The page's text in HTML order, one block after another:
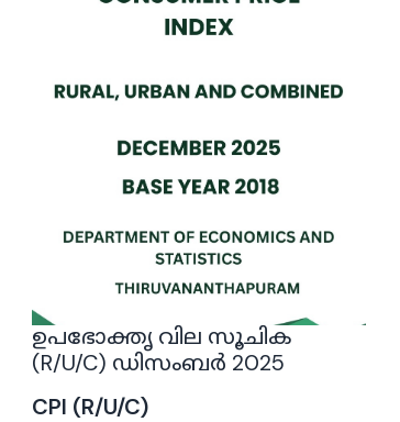
ഉപഭോക്തൃ വില സൂചിക
(R/U/C) ഡിസംബർ 2025
CPI (R/U/C)